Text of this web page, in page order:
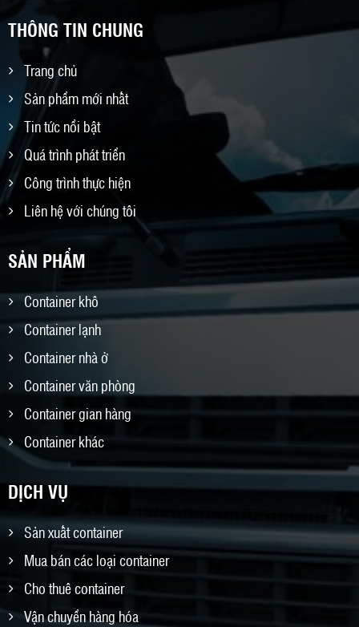
THÔNG TIN CHUNG
Trang chủ
Sản phẩm mới nhất
Tin tức nổi bật
Quá trình phát triển
Công trình thực hiện
Liên hệ với chúng tôi
SẢN PHẨM
Container khô
Container lạnh
Container nhà ở
Container văn phòng
Container gian hàng
Container khác
DỊCH VỤ
Sản xuất container
Mua bán các loại container
Cho thuê container
Vận chuyển hàng hóa